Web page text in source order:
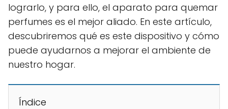
lograrlo, y para ello, el aparato para quemar
perfumes es el mejor aliado. En este artículo,
descubriremos qué es este dispositivo y cómo
puede ayudarnos a mejorar el ambiente de
nuestro hogar.
Índice